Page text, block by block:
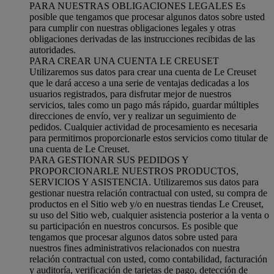
PARA NUESTRAS OBLIGACIONES LEGALES Es
posible que tengamos que procesar algunos datos sobre usted
para cumplir con nuestras obligaciones legales y otras
obligaciones derivadas de las instrucciones recibidas de las
autoridades.
PARA CREAR UNA CUENTA LE CREUSET
Utilizaremos sus datos para crear una cuenta de Le Creuset
que le dará acceso a una serie de ventajas dedicadas a los
usuarios registrados, para disfrutar mejor de nuestros
servicios, tales como un pago más rápido, guardar múltiples
direcciones de envío, ver y realizar un seguimiento de
pedidos. Cualquier actividad de procesamiento es necesaria
para permitirnos proporcionarle estos servicios como titular de
una cuenta de Le Creuset.
PARA GESTIONAR SUS PEDIDOS Y
PROPORCIONARLE NUESTROS PRODUCTOS,
SERVICIOS Y ASISTENCIA. Utilizaremos sus datos para
gestionar nuestra relación contractual con usted, su compra de
productos en el Sitio web y/o en nuestras tiendas Le Creuset,
su uso del Sitio web, cualquier asistencia posterior a la venta o
su participación en nuestros concursos. Es posible que
tengamos que procesar algunos datos sobre usted para
nuestros fines administrativos relacionados con nuestra
relación contractual con usted, como contabilidad, facturación
y auditoría, verificación de tarjetas de pago, detección de